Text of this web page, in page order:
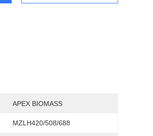
APEX BIOMASS
MZLH420/508/688